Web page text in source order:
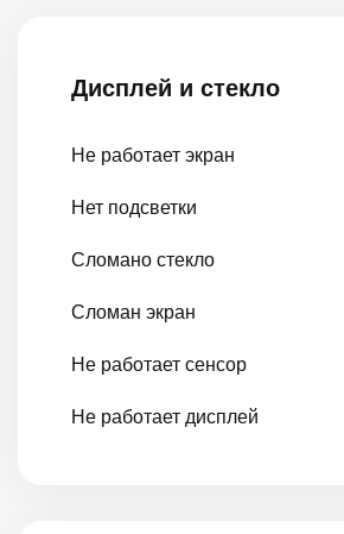
Дисплей и стекло
Не работает экран
Нет подсветки
Сломано стекло
Сломан экран
Не работает сенсор
Не работает дисплей